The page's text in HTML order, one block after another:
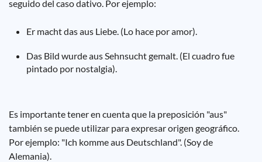
seguido del caso dativo. Por ejemplo:
Er macht das aus Liebe. (Lo hace por amor).
Das Bild wurde aus Sehnsucht gemalt. (El cuadro fue
pintado por nostalgia).
Es importante tener en cuenta que la preposición "aus"
también se puede utilizar para expresar origen geográfico.
Por ejemplo: "Ich komme aus Deutschland". (Soy de
Alemania).